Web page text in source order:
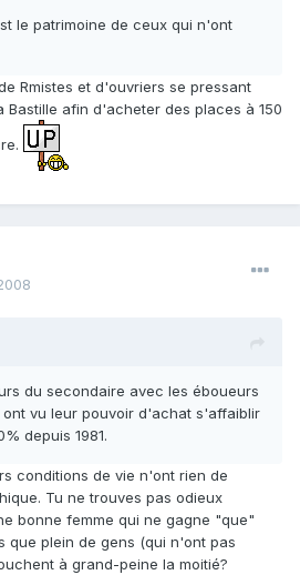
le patrimoine de ceux qui n'ont
Rmistes et d'ouvriers se pressant
afin d'acheter des places à 150
du secondaire avec les éboueurs
vu leur pouvoir d'achat s'affaiblir
depuis 1981.
conditions de vie n'ont rien de
Tu ne trouves pas odieux
bonne femme qui ne gagne "que"
que plein de gens (qui n'ont pas
à grand-peine la moitié?